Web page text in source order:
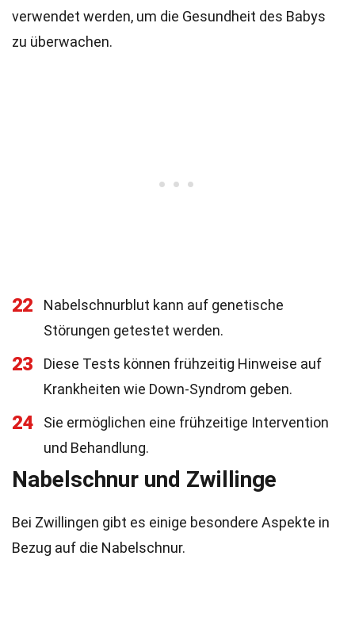
verwendet werden, um die Gesundheit des Babys
zu überwachen.
22
Nabelschnurblut kann auf genetische
Störungen getestet werden.
23
Diese Tests können frühzeitig Hinweise auf
Krankheiten wie Down-Syndrom geben.
24
Sie ermöglichen eine frühzeitige Intervention
und Behandlung.
Nabelschnur und Zwillinge
Bei Zwillingen gibt es einige besondere Aspekte in
Bezug auf die Nabelschnur.